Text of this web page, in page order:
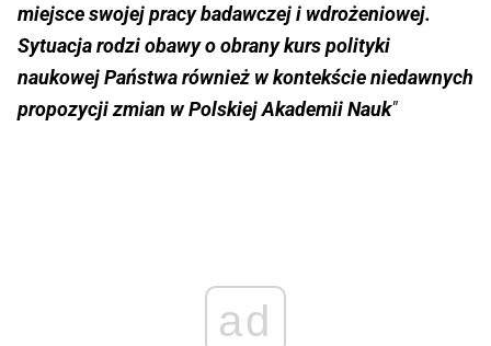
miejsce swojej pracy badawczej i wdrożeniowej.
Sytuacja rodzi obawy o obrany kurs polityki
naukowej Państwa również w kontekście niedawnych
propozycji zmian w Polskiej Akademii Nauk"
ad